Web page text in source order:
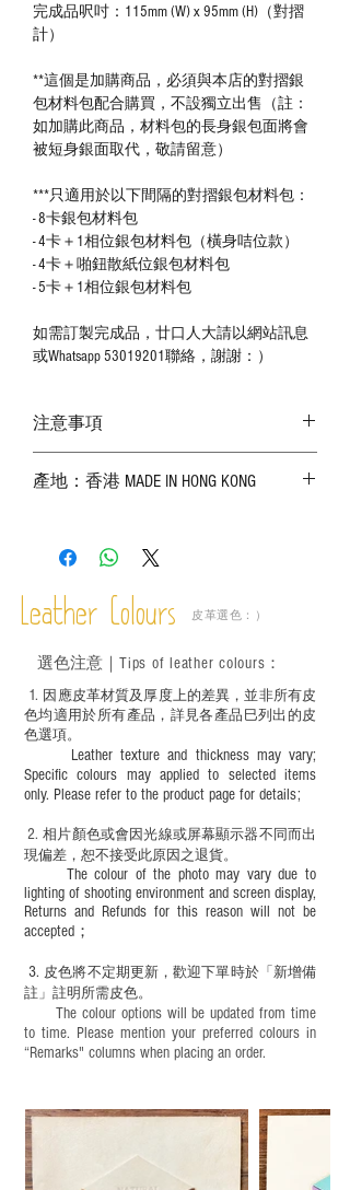
完成品呎吋：115mm (W) x 95mm (H)（對摺
計）
**這個是加購商品，必須與本店的對摺銀
包材料包配合購買，不設獨立出售（註：
如加購此商品，材料包的長身銀包面將會
被短身銀面取代，敬請留意）
***只適用於以下間隔的對摺銀包材料包：
- 8卡銀包材料包
- 4卡＋1相位銀包材料包（橫身咭位款）
- 4卡＋啪鈕散紙位銀包材料包
- 5卡＋1相位銀包材料包
如需訂製完成品，廿口人大請以網站訊息
或Whatsapp 53019201聯絡，謝謝：）
注意事項
實物為準；
－ 植鞣皮革容易受環境、使用程度等產生
成後定期在皮面塗上皮革專用清潔劑及貂
鼠油等；
適合六歲以下兒童使用；六至十二歲兒童
必須由成年人陪同下使用並應小心處理。
產地：香港 MADE IN HONG KONG
Leather Colours 皮革選色：）
1. ​ 因應皮革材質及厚度上的差異，並非所有皮
色均適用於所有產品，詳見各產品巳列出的皮
色選項。
Leather texture and thickness may vary;
Specific colours may applied to selected items
only. Please refer to the product page for details;
​2.相片顏色或會因光線或屏幕顯示器不同而出
現偏差，恕不接受此原因之退貨。
The colour of the photo may vary due to
lighting of shooting environment and screen display,
Returns and Refunds for this reason will not be
accepted；
3. 皮色將不定期更新，歡迎下單時於「新增備
註」註明 所需皮色。
The colour options will be updated from time
to time. Please mention your preferred colours in
“Remarks" columns when placing an order.
選色注意｜ Tips of leather colours ：